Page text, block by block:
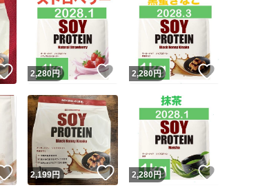
ユーザーの実績につい
いいね！
2,280円 いいね！
2,280円
いいね！
2,199円 いいね！
2,280円